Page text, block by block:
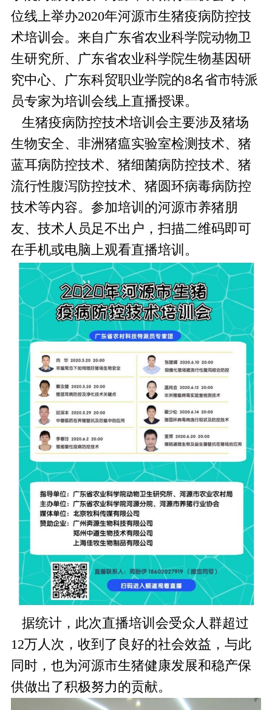
位线上举办2020年河源市生猪疫病防控技
术培训会。来自广东省农业科学院动物卫
生研究所、广东省农业科学院生物基因研
究中心、广东科贸职业学院的8名省市特派
员专家为培训会线上直播授课。
生猪疫病防控技术培训会主要涉及猪场
生物安全、非洲猪瘟实验室检测技术、猪
蓝耳病防控技术、猪细菌病防控技术、猪
流行性腹泻防控技术、猪圆环病毒病防控
技术等内容。参加培训的河源市养猪朋
友、技术人员足不出户，扫描二维码即可
在手机或电脑上观看直播培训。
据统计，此次直播培训会受众人群超过
12万人次，收到了良好的社会效益，与此
同时，也为河源市生猪健康发展和稳产保
供做出了积极努力的贡献。